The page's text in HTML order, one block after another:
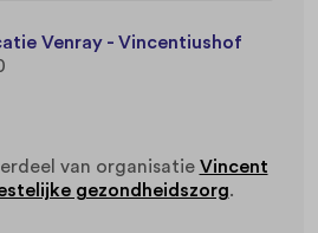
Venray - Vincentiushof
van organisatie Vincent
gezondheidszorg.